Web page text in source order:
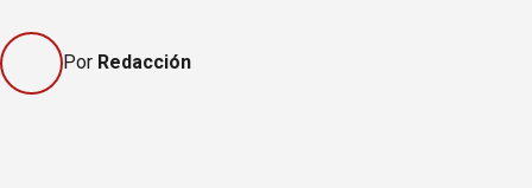
Por Redacción